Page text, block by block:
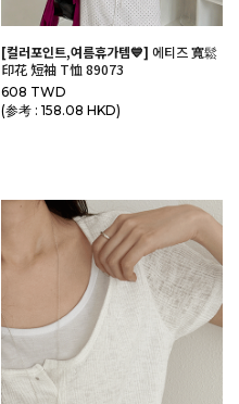
[컬러포인트,여름휴가템💙] 에티즈 寬鬆
印花 短袖 T恤 89073
608 TWD
(参考 : 158.08 HKD)